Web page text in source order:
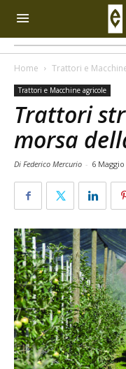
Home Trattori e
Trattori e Macchine agricole
Trattori
morsa
Di Federico Mercurio - 6